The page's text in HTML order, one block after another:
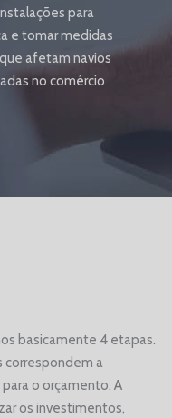
para
e tomar medidas
afetam navios
no comércio
basicamente 4 etapas.
a
o orçamento. A
os investimentos,